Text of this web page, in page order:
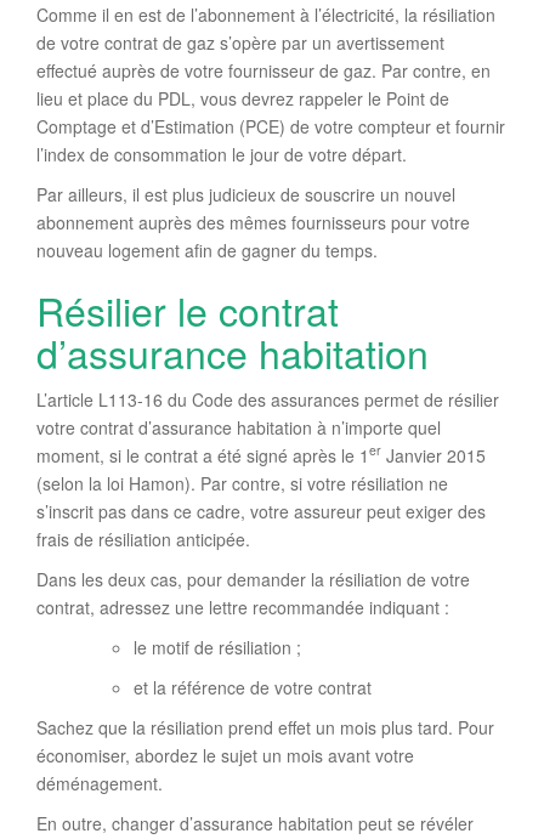
Comme il en est de l’abonnement à l’électricité, la résiliation
de votre contrat de gaz s’opère par un avertissement
effectué auprès de votre fournisseur de gaz. Par contre, en
lieu et place du PDL, vous devrez rappeler le Point de
Comptage et d’Estimation (PCE) de votre compteur et fournir
l’index de consommation le jour de votre départ.
Par ailleurs, il est plus judicieux de souscrire un nouvel
abonnement auprès des mêmes fournisseurs pour votre
nouveau logement afin de gagner du temps.
Résilier le contrat
d’assurance habitation
L’article L113-16 du Code des assurances permet de résilier
votre contrat d’assurance habitation à n’importe quel
moment, si le contrat a été signé après le 1 er Janvier 2015
(selon la loi Hamon). Par contre, si votre résiliation ne
s’inscrit pas dans ce cadre, votre assureur peut exiger des
frais de résiliation anticipée.
Dans les deux cas, pour demander la résiliation de votre
contrat, adressez une lettre recommandée indiquant :
le motif de résiliation ;
et la référence de votre contrat
Sachez que la résiliation prend effet un mois plus tard. Pour
économiser, abordez le sujet un mois avant votre
déménagement.
En outre, changer d’assurance habitation peut se révéler